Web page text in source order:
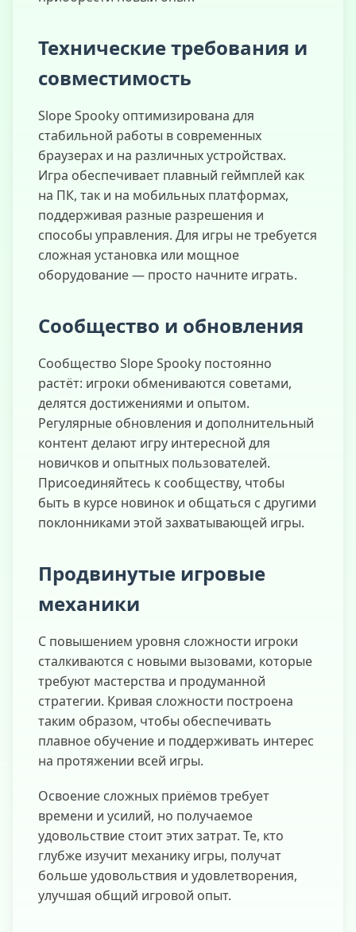
Технические требования и
совместимость
Slope Spooky оптимизирована для
стабильной работы в современных
браузерах и на различных устройствах.
Игра обеспечивает плавный геймплей как
на ПК, так и на мобильных платформах,
поддерживая разные разрешения и
способы управления. Для игры не требуется
сложная установка или мощное
оборудование — просто начните играть.
Сообщество и обновления
Сообщество Slope Spooky постоянно
растёт: игроки обмениваются советами,
делятся достижениями и опытом.
Регулярные обновления и дополнительный
контент делают игру интересной для
новичков и опытных пользователей.
Присоединяйтесь к сообществу, чтобы
быть в курсе новинок и общаться с другими
поклонниками этой захватывающей игры.
Продвинутые игровые
механики
С повышением уровня сложности игроки
сталкиваются с новыми вызовами, которые
требуют мастерства и продуманной
стратегии. Кривая сложности построена
таким образом, чтобы обеспечивать
плавное обучение и поддерживать интерес
на протяжении всей игры.
Освоение сложных приёмов требует
времени и усилий, но получаемое
удовольствие стоит этих затрат. Те, кто
глубже изучит механику игры, получат
больше удовольствия и удовлетворения,
улучшая общий игровой опыт.